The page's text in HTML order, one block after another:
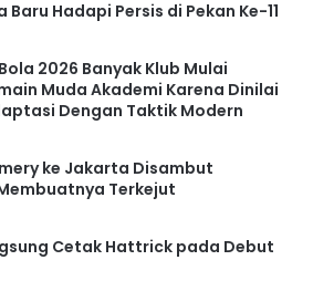
Hadapi Persis di Pekan Ke-11
2026 Banyak Klub Mulai
Muda Akademi Karena Dinilai
Dengan Taktik Modern
ke Jakarta Disambut
Terkejut
Cetak Hattrick pada Debut